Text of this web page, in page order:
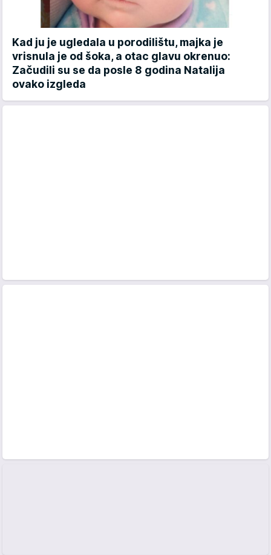
Kad ju je ugledala u porodilištu, majka je
vrisnula je od šoka, a otac glavu okrenuo:
Začudili su se da posle 8 godina Natalija
ovako izgleda